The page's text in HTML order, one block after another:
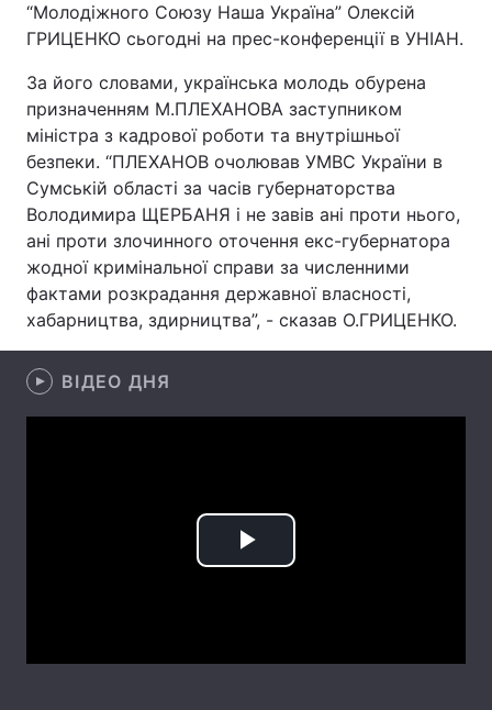
Головна Війна
Україна Політика
Економіка
“Молодіжного Союзу Наша Україна” Олексій
ГРИЦЕНКО сьогодні на прес-конференції в УНІАН.
За його словами, українська молодь обурена
призначенням М.ПЛЕХАНОВА заступником
міністра з кадрової роботи та внутрішньої
безпеки. “ПЛЕХАНОВ очолював УМВС України в
Сумській області за часів губернаторства
Володимира ЩЕРБАНЯ і не завів ані проти нього,
ані проти злочинного оточення екс-губернатора
жодної кримінальної справи за численними
фактами розкрадання державної власності,
хабарництва, здирництва”, - сказав О.ГРИЦЕНКО.
ВІДЕО ДНЯ
Play